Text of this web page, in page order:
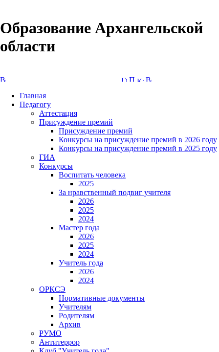
Образование Архангельской
области
Главная
Педагогу
Аттестация
Присуждение премий
Присуждение премий
Конкурсы на присуждение премий в 2026 году
Конкурсы на присуждение премий в 2025 году
ГИА
Конкурсы
Воспитать человека
2025
За нравственный подвиг учителя
2026
2025
2024
Мастер года
2026
2025
2024
Учитель года
2026
2024
ОРКСЭ
Нормативные документы
Учителям
Родителям
Архив
РУМО
Антитеррор